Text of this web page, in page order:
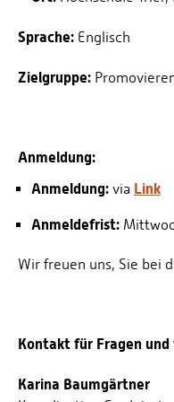
Sprache: Englisch
Zielgruppe:
Anmeldung:
Anmeldung: via Link
Anmeldefrist:
Wir freuen uns, Sie bei
Kontakt für Fragen
Karina Baumgärtner